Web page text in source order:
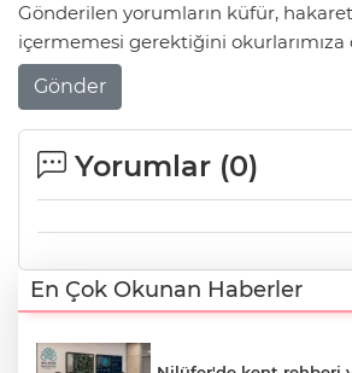
Gönderilen yorumların küfür,
içermemesi gerektiğini okurlarımıza
Gönder
Yorumlar (0)
En Çok Okunan Haberler